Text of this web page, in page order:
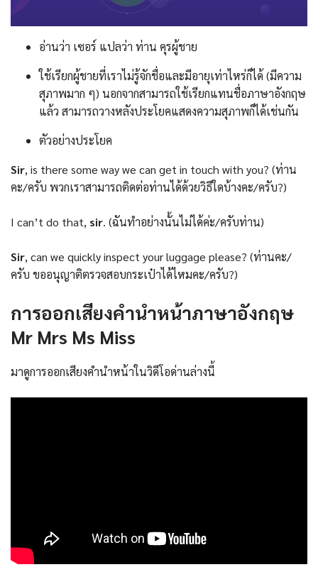
อ่านว่า เซอร์ แปลว่า ท่าน คุรผู้ชาย
ใช้เรียกผู้ชายที่เราไม่รู้จักชื่อและมีอายุเท่าไหร่ก็ได้ (มีความ
สุภาพมาก ๆ) นอกจากสามารถใช้เรียกแทนชื่อภาษาอังกฤษ
แล้ว สามารถวางหลังประโยคแสดงความสุภาพก็ได้เช่นกัน
ตัวอย่างประโยค
Sir, is there some way we can get in touch with you? (ท่าน
คะ/ครับ พวกเราสามารถติดต่อท่านได้ด้วยวิธีใดบ้างคะ/ครับ?)
I can’t do that, sir. (ฉันทำอย่างนั้นไม่ได้ค่ะ/ครับท่าน)
Sir, can we quickly inspect your luggage please? (ท่านคะ/
ครับ ขออนุญาติตรวจสอบกระเป๋าได้ไหมคะ/ครับ?)
การออกเสียงคำนำหน้าภาษาอังกฤษ
Mr Mrs Ms Miss
มาดูการออกเสียงคำนำหน้าในวิดีโอด่านล่างนี้